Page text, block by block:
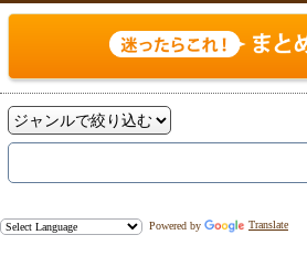
Powered by Translate